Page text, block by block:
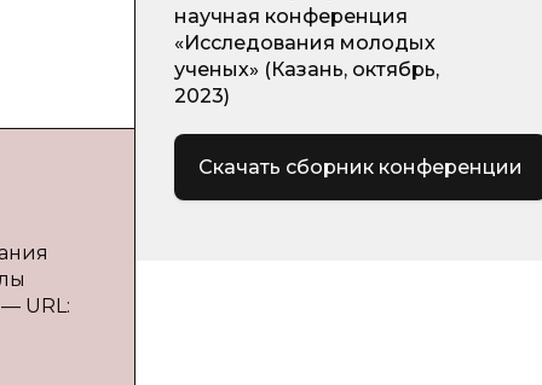
URL:
научная конференция
«Исследования молодых
ученых» (Казань, октябрь,
2023)
Скачать сборник конференции